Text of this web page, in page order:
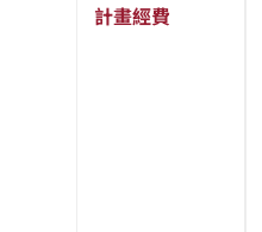
計畫經費